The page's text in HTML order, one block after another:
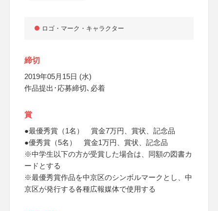
ロゴ・マーク・キャラクター
締切
2019年05月15日 (水)
作品提出･応募締切､必着
賞
●最優秀賞（1名） 賞金7万円、賞状、記念品
●優秀賞（5名） 賞金1万円、賞状、記念品
※中学生以下の方が受賞した場合は、同額の図書カ
ードとする
※最優秀賞作品を中京区のシンボルマークとし、中
京区が発行する各種広報媒体で使用する